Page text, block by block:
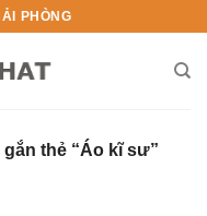
PHÒNG
thẻ “Áo kĩ sư”